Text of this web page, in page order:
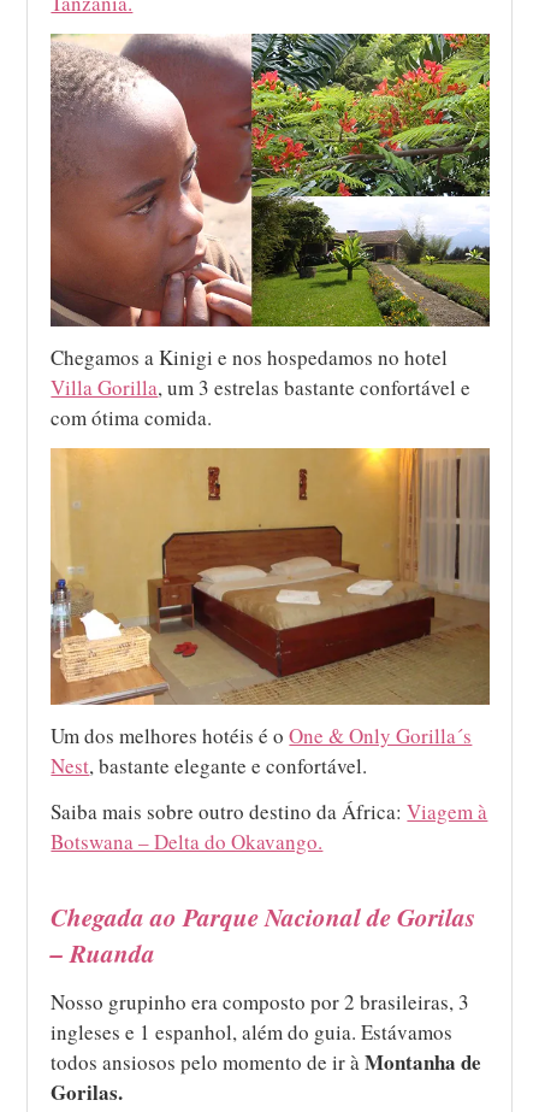
Chegamos a Kinigi e nos hospedamos no hotel
Villa Gorilla, um 3 estrelas bastante confortável e
com ótima comida.
Um dos melhores hotéis é oOne & Only Gorilla´s
Nest, bastante elegante e confortável.
Saiba mais sobre outro destino da África:Viagem à
Botswana – Delta do Okavango.
Chegada ao Parque Nacional de Gorilas
– Ruanda
Nosso grupinho era composto por 2 brasileiras, 3
ingleses e 1 espanhol, além do guia. Estávamos
todos ansiosos pelo momento de ir àMontanha de
Gorilas.